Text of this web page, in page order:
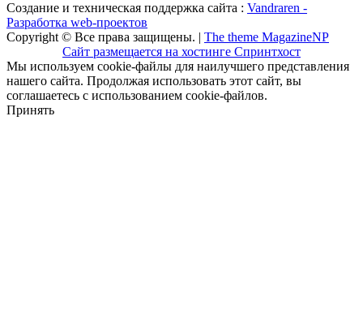
Создание и техническая поддержка сайта : Vandraren -
Разработка web-проектов
Copyright © Все права защищены. | The theme MagazineNP
Сайт размещается на хостинге Спринтхост
Мы используем cookie-файлы для наилучшего представления
нашего сайта. Продолжая использовать этот сайт, вы
соглашаетесь с использованием cookie-файлов.
Принять